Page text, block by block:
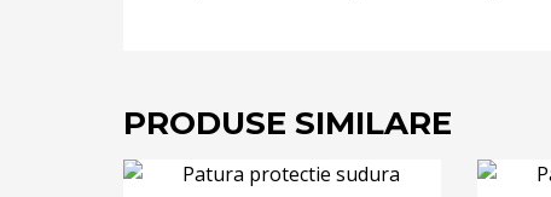
PRODUSE SIMILARE